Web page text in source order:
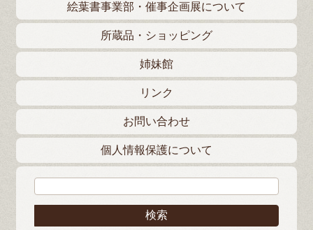
絵葉書事業部・催事企画展について
所蔵品・ショッピング
姉妹館
リンク
お問い合わせ
個人情報保護について